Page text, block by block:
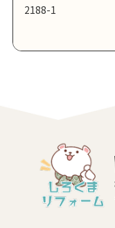
2188-1